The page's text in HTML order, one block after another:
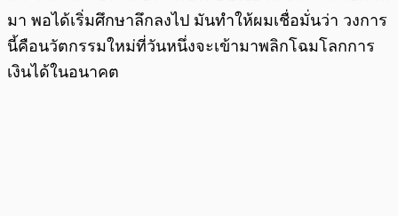
มา พอได้เริ่มศึกษาลึกลงไป มันทำให้ผมเชื่อมั่นว่า วงการ
นี้คือนวัตกรรมใหม่ที่วันหนึ่งจะเข้ามาพลิกโฉมโลกการ
เงินได้ในอนาคต